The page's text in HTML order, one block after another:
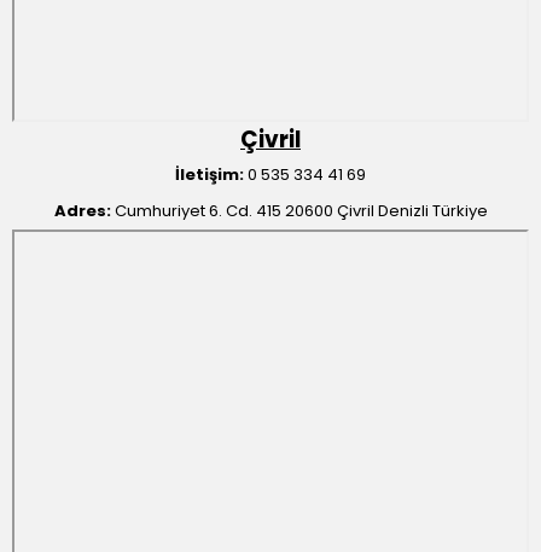
Çivril
İletişim:0 535 334 41 69
Adres:Cumhuriyet 6. Cd. 415 20600 Çivril Denizli Türkiye